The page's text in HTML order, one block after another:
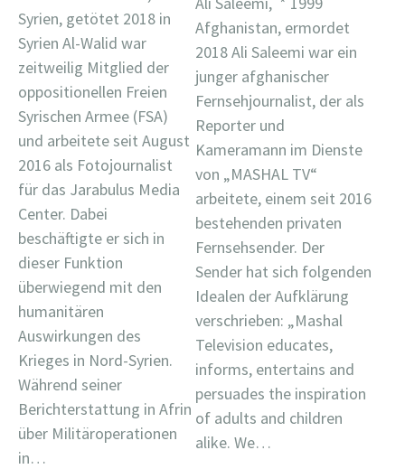
Syrien, getötet 2018 in
Syrien Al-Walid war
zeitweilig Mitglied der
oppositionellen Freien
Syrischen Armee (FSA)
und arbeitete seit August
2016 als Fotojournalist
für das Jarabulus Media
Center. Dabei
beschäftigte er sich in
dieser Funktion
überwiegend mit den
humanitären
Auswirkungen des
Krieges in Nord-Syrien.
Während seiner
Berichterstattung in Afrin
über Militäroperationen
in…
Afghanistan, ermordet
2018 Ali Saleemi war ein
junger afghanischer
Fernsehjournalist, der als
Reporter und
Kameramann im Dienste
von „MASHAL TV“
arbeitete, einem seit 2016
bestehenden privaten
Fernsehsender. Der
Sender hat sich folgenden
Idealen der Aufklärung
verschrieben: „Mashal
Television educates,
informs, entertains and
persuades the inspiration
of adults and children
alike. We…